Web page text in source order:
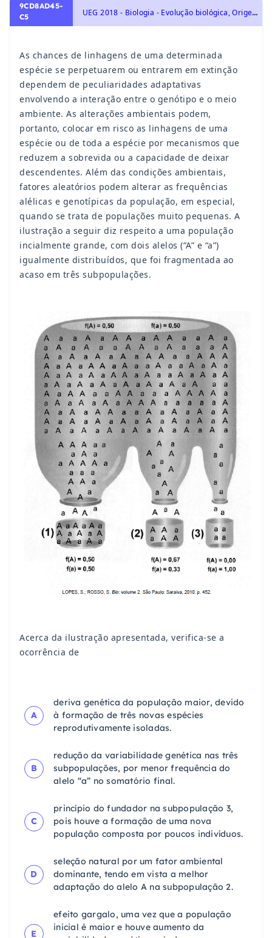
9CD8AD45-
C5
U
EG 2018 - Biologia - Evolução biológica, Origem e evolução da vida
As chances de linhagens de uma determinada
espécie se perpetuarem ou entrarem em extinção
dependem de peculiaridades adaptativas
envolvendo a interação entre o genótipo e o meio
ambiente. As alterações ambientais podem,
portanto, colocar em risco as linhagens de uma
espécie ou de toda a espécie por mecanismos que
reduzem a sobrevida ou a capacidade de deixar
descendentes. Além das condições ambientais,
fatores aleatórios podem alterar as frequências
alélicas e genotípicas da população, em especial,
quando se trata de populações muito pequenas. A
ilustração a seguir diz respeito a uma população
incialmente grande, com dois alelos (“A” e “a”)
igualmente distribuídos, que foi fragmentada ao
acaso em três subpopulações.
Acerca da ilustração apresentada, verifica-se a
ocorrência de
A
deriva genética da população maior, devido
à formação de três novas espécies
reprodutivamente isoladas.
B
redução da variabilidade genética nas três
subpopulações, por menor frequência do
alelo “a” no somatório final.
C
princípio do fundador na subpopulação 3,
pois houve a formação de uma nova
população composta por poucos indivíduos.
D
seleção natural por um fator ambiental
dominante, tendo em vista a melhor
adaptação do alelo A na subpopulação 2.
E
efeito gargalo, uma vez que a população
inicial é maior e houve aumento da